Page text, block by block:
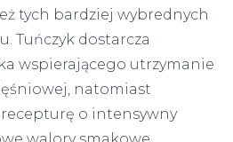
tych bardziej wybrednych
Tuńczyk dostarcza
wspierającego utrzymanie
natomiast
o intensywny